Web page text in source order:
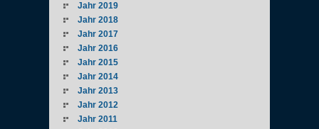
Jahr 2019
Jahr 2018
Jahr 2017
Jahr 2016
Jahr 2015
Jahr 2014
Jahr 2013
Jahr 2012
Jahr 2011